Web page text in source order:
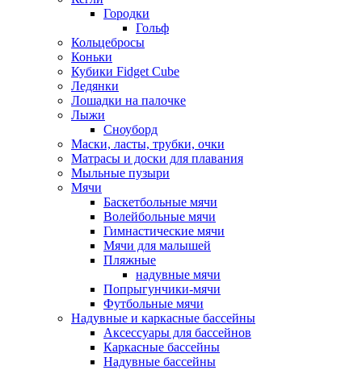
Городки
Гольф
Кольцебросы
Коньки
Кубики Fidget Cube
Ледянки
Лошадки на палочке
Лыжи
Сноуборд
Маски, ласты, трубки, очки
Матрасы и доски для плавания
Мыльные пузыри
Мячи
Баскетбольные мячи
Волейбольные мячи
Гимнастические мячи
Мячи для малышей
Пляжные
надувные мячи
Попрыгунчики-мячи
Футбольные мячи
Надувные и каркасные бассейны
Аксессуары для бассейнов
Каркасные бассейны
Надувные бассейны